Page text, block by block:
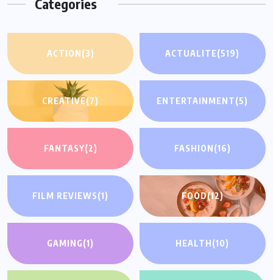
Categories
ACTION(3) ACTUALITE(519)
CREATIVE(7) ENTERTAINMENT(5)
FANTASY(2) FASHION(16)
FILM REVIEWS(1) FOOD(12)
GAMING(1) HEALTH(10)